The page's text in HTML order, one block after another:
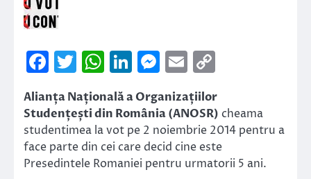
Facebook
Twitter
WhatsApp
LinkedIn
Messenger
Email
Alianța Națională a Organizațiilor
Studențești din România (ANOSR) cheama
studentimea la vot pe 2 noiembrie 2014 pentru a
face parte din cei care decid cine este
Presedintele Romaniei pentru urmatorii 5 ani.